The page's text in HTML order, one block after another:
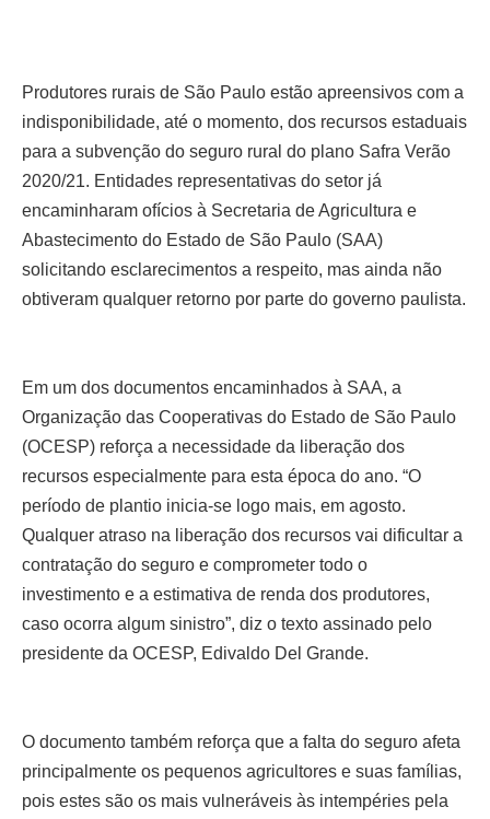
Produtores rurais de São Paulo estão apreensivos com a
indisponibilidade, até o momento, dos recursos estaduais
para a subvenção do seguro rural do plano Safra Verão
2020/21. Entidades representativas do setor já
encaminharam ofícios à Secretaria de Agricultura e
Abastecimento do Estado de São Paulo (SAA)
solicitando esclarecimentos a respeito, mas ainda não
obtiveram qualquer retorno por parte do governo paulista.
Em um dos documentos encaminhados à SAA, a
Organização das Cooperativas do Estado de São Paulo
(OCESP) reforça a necessidade da liberação dos
recursos especialmente para esta época do ano. “O
período de plantio inicia-se logo mais, em agosto.
Qualquer atraso na liberação dos recursos vai dificultar a
contratação do seguro e comprometer todo o
investimento e a estimativa de renda dos produtores,
caso ocorra algum sinistro”, diz o texto assinado pelo
presidente da OCESP, Edivaldo Del Grande.
O documento também reforça que a falta do seguro afeta
principalmente os pequenos agricultores e suas famílias,
pois estes são os mais vulneráveis às intempéries pela